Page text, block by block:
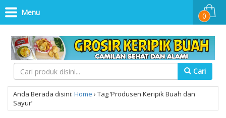
Cari
0
Menu
Anda Berada disini: Home › Tag ‘Produsen Keripik Buah dan
Sayur’